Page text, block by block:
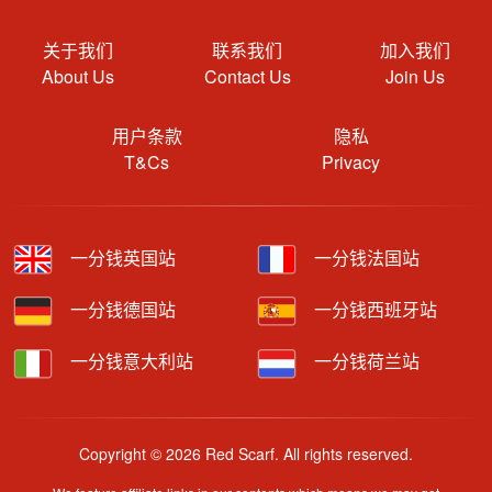
关于我们
About Us
联系我们
Contact Us
加入我们
Join Us
用户条款
T&Cs
隐私
Privacy
一分钱英国站 一分钱法国站
一分钱德国站 一分钱西班牙站
一分钱意大利站 一分钱荷兰站
Copyright © 2026 Red Scarf. All rights reserved.